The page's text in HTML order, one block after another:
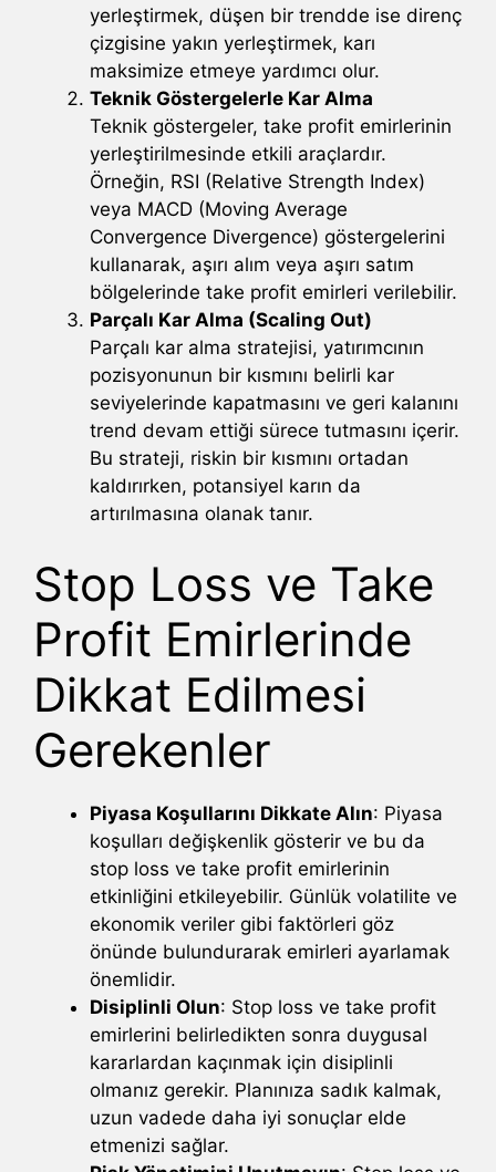
yerleştirmek, düşen bir trendde ise direnç
çizgisine yakın yerleştirmek, karı
maksimize etmeye yardımcı olur.
Teknik Göstergelerle Kar Alma
Teknik göstergeler, take profit emirlerinin
yerleştirilmesinde etkili araçlardır.
Örneğin, RSI (Relative Strength Index)
veya MACD (Moving Average
Convergence Divergence) göstergelerini
kullanarak, aşırı alım veya aşırı satım
bölgelerinde take profit emirleri verilebilir.
Parçalı Kar Alma (Scaling Out)
Parçalı kar alma stratejisi, yatırımcının
pozisyonunun bir kısmını belirli kar
seviyelerinde kapatmasını ve geri kalanını
trend devam ettiği sürece tutmasını içerir.
Bu strateji, riskin bir kısmını ortadan
kaldırırken, potansiyel karın da
artırılmasına olanak tanır.
Stop Loss ve Take
Profit Emirlerinde
Dikkat Edilmesi
Gerekenler
Piyasa Koşullarını Dikkate Alın: Piyasa
koşulları değişkenlik gösterir ve bu da
stop loss ve take profit emirlerinin
etkinliğini etkileyebilir. Günlük volatilite ve
ekonomik veriler gibi faktörleri göz
önünde bulundurarak emirleri ayarlamak
önemlidir.
Disiplinli Olun: Stop loss ve take profit
emirlerini belirledikten sonra duygusal
kararlardan kaçınmak için disiplinli
olmanız gerekir. Planınıza sadık kalmak,
uzun vadede daha iyi sonuçlar elde
etmenizi sağlar.